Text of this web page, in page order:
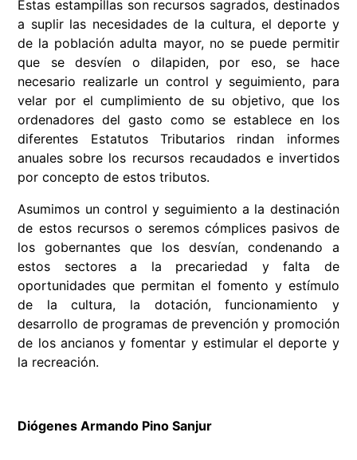
Estas estampillas son recursos sagrados, destinados
a suplir las necesidades de la cultura, el deporte y
de la población adulta mayor, no se puede permitir
que se desvíen o dilapiden, por eso, se hace
necesario realizarle un control y seguimiento, para
velar por el cumplimiento de su objetivo, que los
ordenadores del gasto como se establece en los
diferentes Estatutos Tributarios rindan informes
anuales sobre los recursos recaudados e invertidos
por concepto de estos tributos.
Asumimos un control y seguimiento a la destinación
de estos recursos o seremos cómplices pasivos de
los gobernantes que los desvían, condenando a
estos sectores a la precariedad y falta de
oportunidades que permitan el fomento y estímulo
de la cultura, la dotación, funcionamiento y
desarrollo de programas de prevención y promoción
de los ancianos y fomentar y estimular el deporte y
la recreación.
Diógenes Armando Pino Sanjur